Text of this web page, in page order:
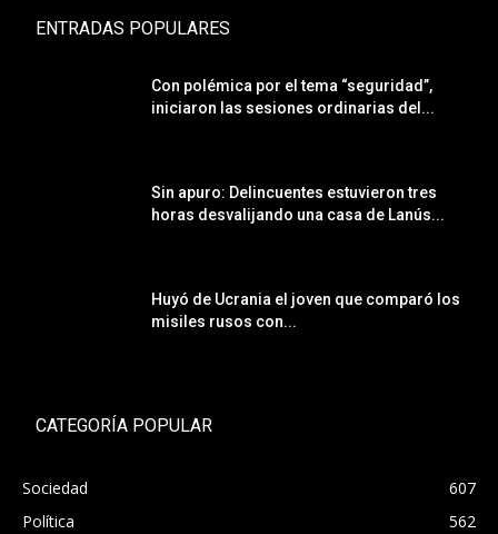
ENTRADAS POPULARES
Con polémica por el tema “seguridad”,
iniciaron las sesiones ordinarias del...
Sin apuro: Delincuentes estuvieron tres
horas desvalijando una casa de Lanús...
Huyó de Ucrania el joven que comparó los
misiles rusos con...
CATEGORÍA POPULAR
Sociedad
607
Política
562